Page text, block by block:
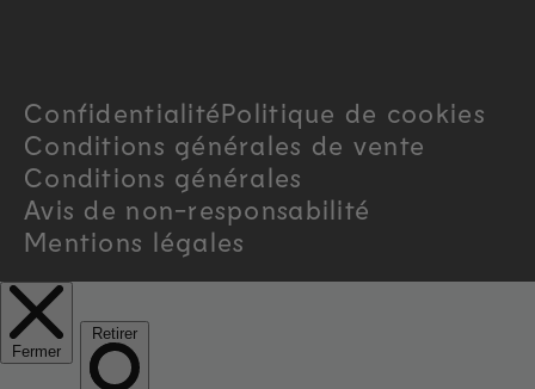
y
/
r
e
g
ConfidentialitéPolitique de cookies
Conditions générales de vente
Conditions générales
Avis de non-responsabilité
Mentions légales